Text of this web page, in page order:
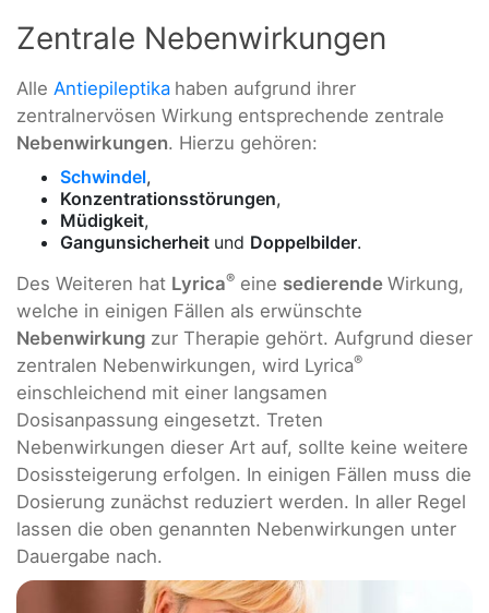
Zentrale Nebenwirkungen
Alle Antiepileptika haben aufgrund ihrer
zentralnervösen Wirkung entsprechende zentrale
Nebenwirkungen. Hierzu gehören:
Schwindel,
Konzentrationsstörungen,
Müdigkeit,
Gangunsicherheit und Doppelbilder.
Des Weiteren hat Lyrica® eine sedierende Wirkung,
welche in einigen Fällen als erwünschte
Nebenwirkung zur Therapie gehört. Aufgrund dieser
zentralen Nebenwirkungen, wird Lyrica®
einschleichend mit einer langsamen
Dosisanpassung eingesetzt. Treten
Nebenwirkungen dieser Art auf, sollte keine weitere
Dosissteigerung erfolgen. In einigen Fällen muss die
Dosierung zunächst reduziert werden. In aller Regel
lassen die oben genannten Nebenwirkungen unter
Dauergabe nach.